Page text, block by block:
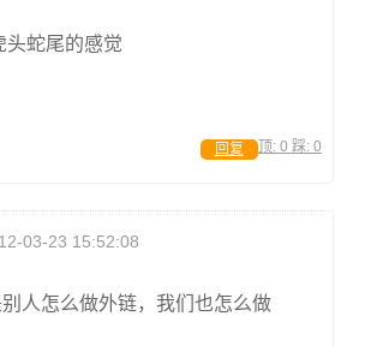
头蛇尾的感觉
顶: 0 踩: 0
回复
03-23 15:52:08
人怎么做外链，我们也怎么做